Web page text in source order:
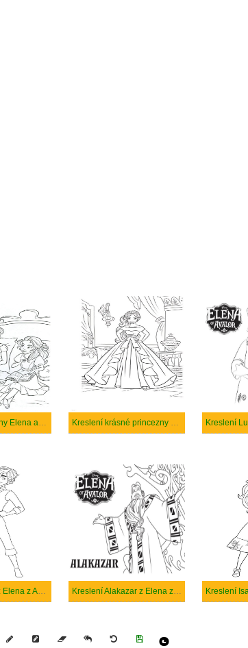
Kreslení princezny Elena a Isabel Kreslení krásné princezny Elena
Kreslení Mateo z Elena z Avaloru Kreslení Alakazar z Elena z Avaloru